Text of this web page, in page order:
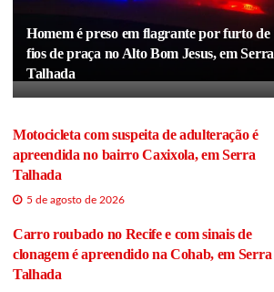
Homem é preso em flagrante por furto de
fios de praça no Alto Bom Jesus, em Serra
Talhada
Motocicleta com suspeita de adulteração é
apreendida no bairro Caxixola, em Serra
Talhada
5 de agosto de 2026
Carro roubado no Recife e com sinais de
clonagem é apreendido na Cohab, em Serra
Talhada